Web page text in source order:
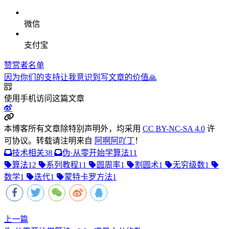
微信
支付宝
赞赏者名单
因为你们的支持让我意识到写文章的价值🙏
使用手机访问这篇文章
本博客所有文章除特别声明外，均采用 CC BY-NC-SA 4.0 许
可协议。转载请注明来自 阿啊阿吖丁 ！
技术相关38 伪·从零开始学算法11
算法12 系列教程11 圆周率1 割圆术1 无穷级数1
数学1 迭代1 蒙特卡罗方法1
上一篇